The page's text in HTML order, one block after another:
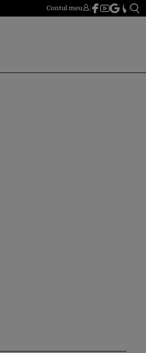
Contul meu